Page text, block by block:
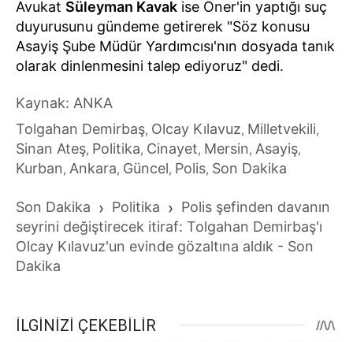
Avukat Süleyman Kavak ise Öner'in yaptığı suç
duyurusunu gündeme getirerek "Söz konusu
Asayiş Şube Müdür Yardımcısı'nın dosyada tanık
olarak dinlenmesini talep ediyoruz" dedi.
Kaynak: ANKA
Tolgahan Demirbaş, Olcay Kılavuz, Milletvekili,
Sinan Ateş, Politika, Cinayet, Mersin, Asayiş,
Kurban, Ankara, Güncel, Polis, Son Dakika
Son Dakika › Politika › Polis şefinden davanın
seyrini değiştirecek itiraf: Tolgahan Demirbaş'ı
Olcay Kılavuz'un evinde gözaltına aldık - Son
Dakika